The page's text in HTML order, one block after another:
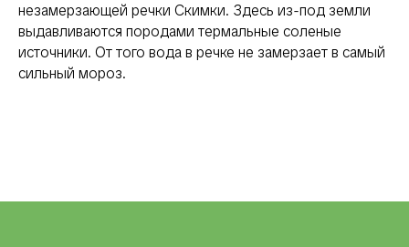
незамерзающей речки Скимки. Здесь из-под земли
выдавливаются породами термальные соленые
источники. От того вода в речке не замерзает в самый
сильный мороз.